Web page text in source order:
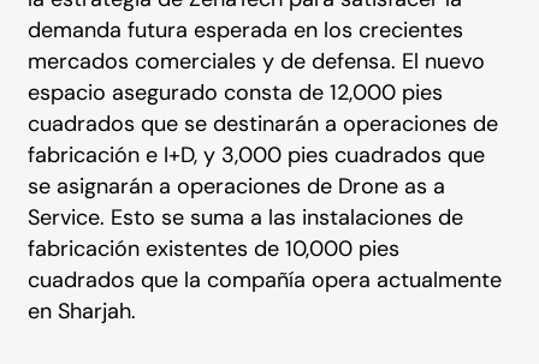
demanda futura esperada en los crecientes
mercados comerciales y de defensa. El nuevo
espacio asegurado consta de 12,000 pies
cuadrados que se destinarán a operaciones de
fabricación e I+D, y 3,000 pies cuadrados que
se asignarán a operaciones de Drone as a
Service. Esto se suma a las instalaciones de
fabricación existentes de 10,000 pies
cuadrados que la compañía opera actualmente
en Sharjah.